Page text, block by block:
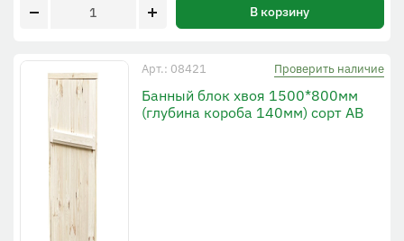
В корзину
Арт.: 08421 Проверить наличие
Банный блок хвоя 1500*800мм
(глубина короба 140мм) сорт АВ